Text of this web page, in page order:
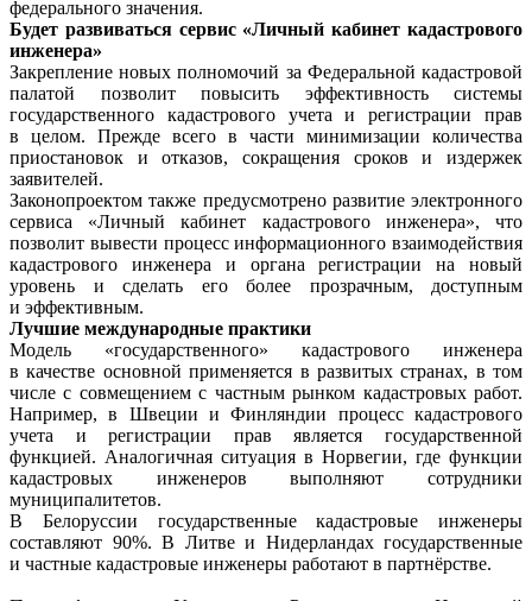
федерального значения.
Будет развиваться сервис «Личный кабинет кадастрового
инженера»
Закрепление новых полномочий за Федеральной кадастровой
палатой позволит повысить эффективность системы
государственного кадастрового учета и регистрации прав
в целом. Прежде всего в части минимизации количества
приостановок и отказов, сокращения сроков и издержек
заявителей.
Законопроектом также предусмотрено развитие электронного
сервиса «Личный кабинет кадастрового инженера», что
позволит вывести процесс информационного взаимодействия
кадастрового инженера и органа регистрации на новый
уровень и сделать его более прозрачным, доступным
и эффективным.
Лучшие международные практики
Модель «государственного» кадастрового инженера
в качестве основной применяется в развитых странах, в том
числе с совмещением с частным рынком кадастровых работ.
Например, в Швеции и Финляндии процесс кадастрового
учета и регистрации прав является государственной
функцией. Аналогичная ситуация в Норвегии, где функции
кадастровых инженеров выполняют сотрудники
муниципалитетов.
В Белоруссии государственные кадастровые инженеры
составляют 90%. В Литве и Нидерландах государственные
и частные кадастровые инженеры работают в партнёрстве.